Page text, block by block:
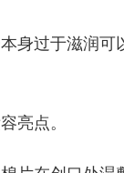
身过于滋润
亮点。